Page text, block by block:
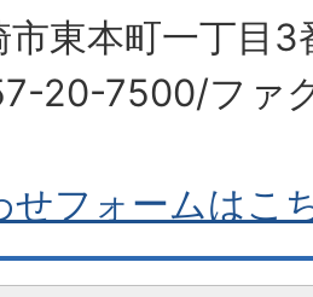
市東本町一丁目
20-7500/ファ
せフォームはこ